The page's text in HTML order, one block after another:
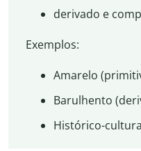
derivado e
Exemplos:
Amarelo
Barulhento
Histórico-